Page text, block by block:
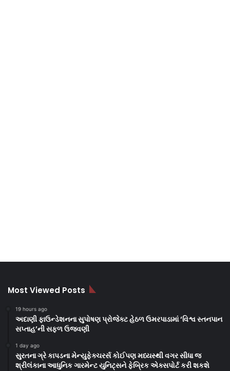
Most Viewed Posts
19 hours ago
અદાણી ફાઉન્ડેશનના સુપોષણ પ્રોજેક્ટ હેઠળ ઉમરપાડામાં ‘વિશ્વ સ્તનપાન
સપ્તાહ’ની સફળ ઉજવણી
1 day ago
સુરતના ગ્રે કાપડના મેન્યુફેક્ચરર્સ કોઈપણ મધ્યસ્થી વગર સીધા જ
શ્રીલંકાના આધુનિક ગારમેન્ટ યુનિટ્સને ફેબ્રિક એક્સપોર્ટ કરી શકશે